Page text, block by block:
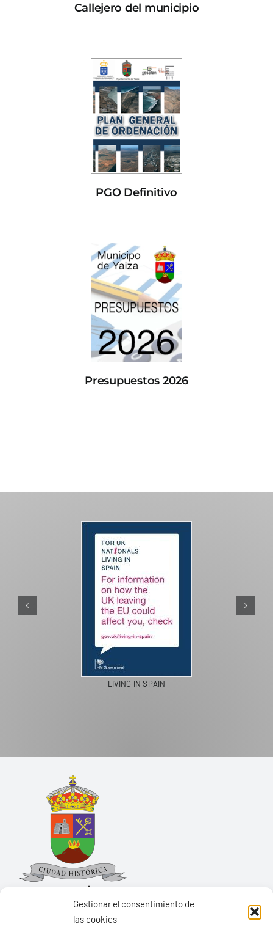
Gestionar el consentimiento de
las cookies
Callejero del municipio
PGO Definitivo
Presupuestos 2026
PASEOS EN CAMELLO